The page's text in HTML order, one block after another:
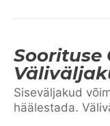
Soorituse
Siseväljakud
häälestada.